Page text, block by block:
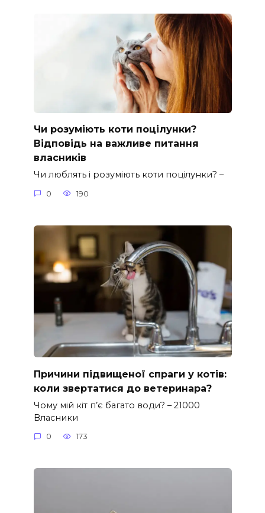
Чи розуміють коти поцілунки?
Відповідь на важливе питання
власників
Чи люблять і розуміють коти поцілунки? –
0 190
Причини підвищеної спраги у котів:
коли звертатися до ветеринара?
Чому мій кіт п’є багато води? – 21000
Власники
0 173